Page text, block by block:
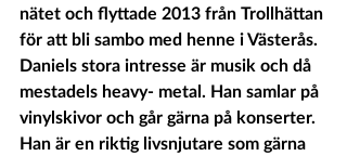
nätet och flyttade 2013 från Trollhättan
för att bli sambo med henne i Västerås.
Daniels stora intresse är musik och då
mestadels heavy- metal. Han samlar på
vinylskivor och går gärna på konserter.
Han är en riktig livsnjutare som gärna